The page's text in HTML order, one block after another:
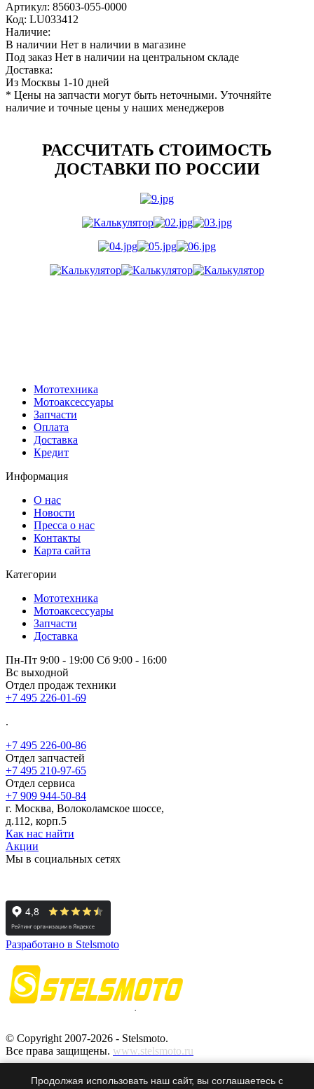
Артикул: 85603-055-0000
Код: LU033412
Наличие:
В наличии Нет в наличии в магазине
Под заказ Нет в наличии на центральном складе
Доставка:
Из Москвы 1-10 дней
* Цены на запчасти могут быть неточными. Уточняйте
наличие и точные цены у наших менеджеров
РАССЧИТАТЬ СТОИМОСТЬ
ДОСТАВКИ ПО РОССИИ
Мототехника
Мотоаксессуары
Запчасти
Оплата
Доставка
Кредит
Информация
О нас
Новости
Пресса о нас
Контакты
Карта сайта
Категории
Мототехника
Мотоаксессуары
Запчасти
Доставка
Пн-Пт 9:00 - 19:00 Сб 9:00 - 16:00
Вс выходной
Отдел продаж техники
+7 495 226-01-69
.
+7 495 226-00-86
Отдел запчастей
+7 495 210-97-65
Отдел сервиса
+7 909 944-50-84
г. Москва, Волоколамское шоссе,
д.112, корп.5
Как нас найти
Акции
Мы в социальных сетях
Разработано в Stelsmoto
© Copyright 2007-2026 - Stelsmoto.
Все права защищены. www.stelsmoto.ru
Информация, размещенная на сайте, не является публичной
Продолжая использовать наш сайт, вы соглашаетесь с